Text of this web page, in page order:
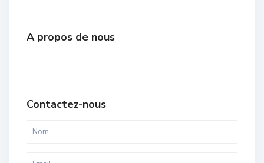
A propos de nous
Contactez-nous